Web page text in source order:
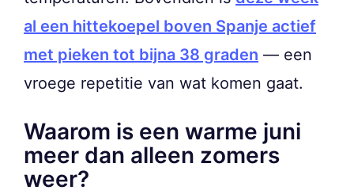
al een hittekoepel boven Spanje actief
met pieken tot bijna 38 graden — een
vroege repetitie van wat komen gaat.
Waarom is een warme juni
meer dan alleen zomers
weer?